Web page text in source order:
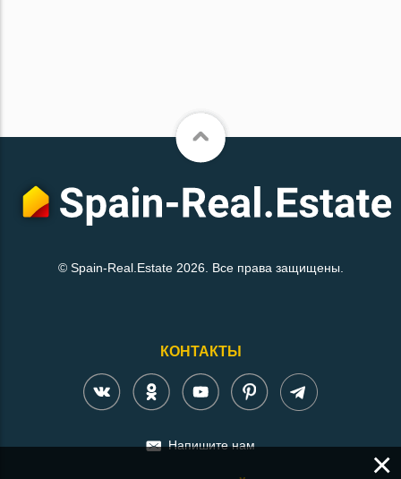
© Spain-Real.Estate 2026. Все права защищены.
КОНТАКТЫ
Напишите нам
×